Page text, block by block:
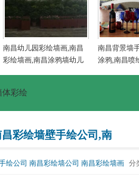
南昌幼儿园彩绘墙画,南昌
彩绘墙画,南昌涂鸦墙幼儿
南昌背景墙
涂鸦,南昌喷
体彩绘
彩绘墙壁手绘公司,南昌彩
分
绘公司 南昌彩绘墙公司 南昌彩绘墙画